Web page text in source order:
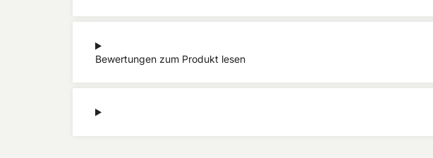
Bewertungen zum Produkt lesen